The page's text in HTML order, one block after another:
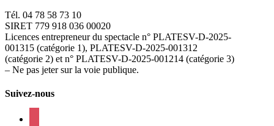
Tél. 04 78 58 73 10
SIRET 779 918 036 00020
Licences entrepreneur du spectacle n° PLATESV-D-2025-
001315 (catégorie 1), PLATESV-D-2025-001312
(catégorie 2) et n° PLATESV-D-2025-001214 (catégorie 3)
– Ne pas jeter sur la voie publique.
Suivez-nous